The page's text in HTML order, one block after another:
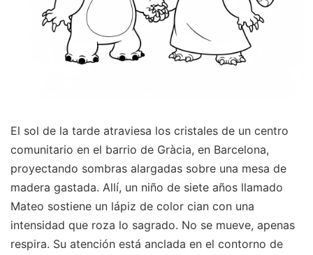
El sol de la tarde atraviesa los cristales de un centro
comunitario en el barrio de Gràcia, en Barcelona,
proyectando sombras alargadas sobre una mesa de
madera gastada. Allí, un niño de siete años llamado
Mateo sostiene un lápiz de color cian con una
intensidad que roza lo sagrado. No se mueve, apenas
respira. Su atención está anclada en el contorno de